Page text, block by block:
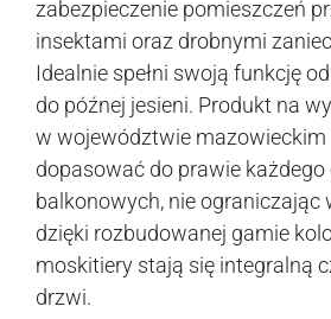
zabezpieczenie pomieszczeń
insektami oraz drobnymi
Idealnie spełni swoją funkcję
do późnej jesieni. Produkt na
w województwie mazowieckim
dopasować do prawie każdego
balkonowych, nie ograniczając
dzięki rozbudowanej gamie
moskitiery stają się integralną
drzwi.